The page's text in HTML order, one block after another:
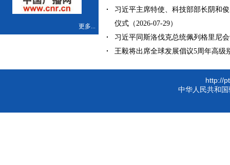
更多...
习近平主席特使、科技部部长阴和
仪式（2026-07-29）
习近平同斯洛伐克总统佩列格里尼
王毅将出席全球发展倡议5周年高级
http://
中华人民共和